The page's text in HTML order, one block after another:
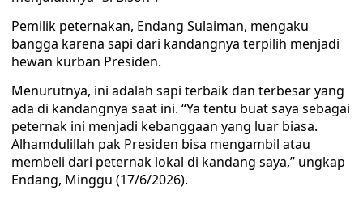
Pemilik peternakan, Endang Sulaiman, mengaku
bangga karena sapi dari kandangnya terpilih menjadi
hewan kurban Presiden.
Menurutnya, ini adalah sapi terbaik dan terbesar yang
ada di kandangnya saat ini. “Ya tentu buat saya sebagai
peternak ini menjadi kebanggaan yang luar biasa.
Alhamdulillah pak Presiden bisa mengambil atau
membeli dari peternak lokal di kandang saya,” ungkap
Endang, Minggu (17/6/2026).